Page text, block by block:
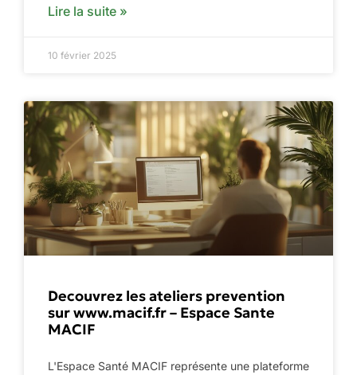
Lire la suite »
10 février 2025
Decouvrez les ateliers prevention
sur www.macif.fr – Espace Sante
MACIF
L'Espace Santé MACIF représente une plateforme